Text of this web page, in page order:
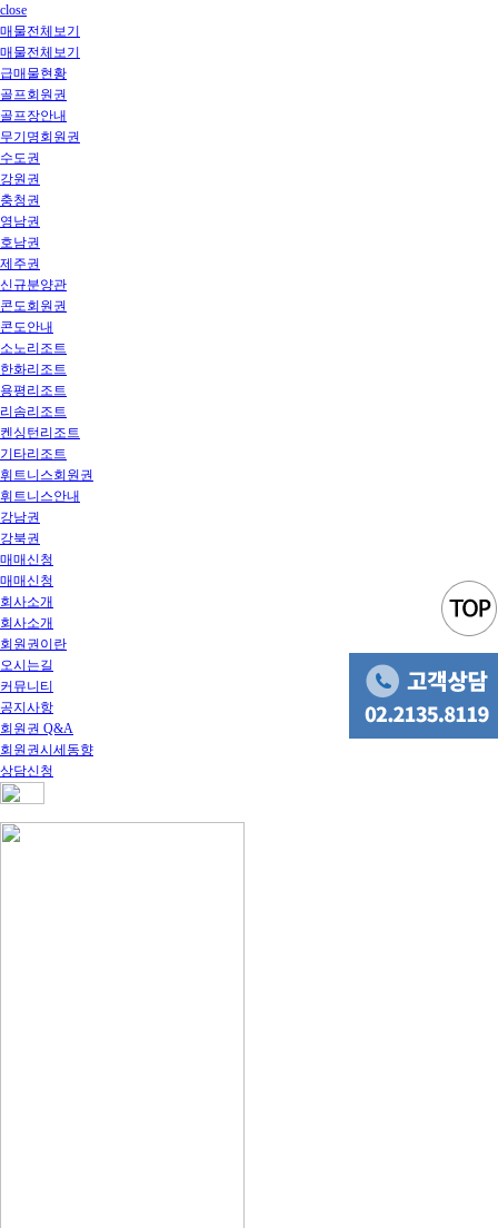
close
매물전체보기
매물전체보기
급매물현황
골프회원권
골프장안내
무기명회원권
수도권
강원권
충청권
영남권
호남권
제주권
신규분양관
콘도회원권
콘도안내
소노리조트
한화리조트
용평리조트
리솜리조트
켄싱턴리조트
기타리조트
휘트니스회원권
휘트니스안내
강남권
강북권
매매신청
매매신청
회사소개
회사소개
회원권이란
오시는길
커뮤니티
공지사항
회원권 Q&A
회원권시세동향
상담신청